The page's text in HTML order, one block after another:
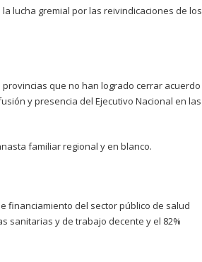
lucha gremial por las reivindicaciones de los
que no han logrado cerrar acuerdo
y presencia del Ejecutivo Nacional en las
familiar regional y en blanco.
financiamiento del sector público de salud
sanitarias y de trabajo decente y el 82%